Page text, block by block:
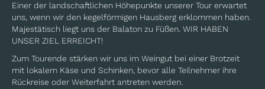
Einer der landschaftlichen Höhepunkte unserer Tour erwartet
uns, wenn wir den kegelförmigen Hausberg erklommen haben.
Majestätisch liegt uns der Balaton zu Füßen. WIR HABEN
UNSER ZIEL ERREICHT!
Zum Tourende stärken wir uns im Weingut bei einer Brotzeit
mit lokalem Käse und Schinken, bevor alle Teilnehmer ihre
Rückreise oder Weiterfahrt antreten werden.